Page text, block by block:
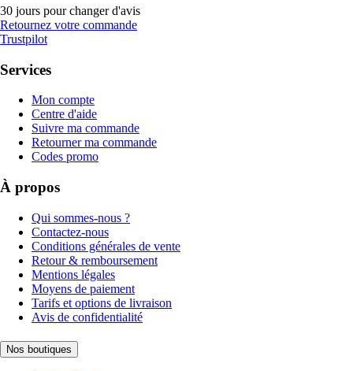
30 jours pour changer d'avis
Retournez votre commande
Trustpilot
Services
Mon compte
Centre d'aide
Suivre ma commande
Retourner ma commande
Codes promo
À propos
Qui sommes-nous ?
Contactez-nous
Conditions générales de vente
Retour & remboursement
Mentions légales
Moyens de paiement
Tarifs et options de livraison
Avis de confidentialité
Nos boutiques